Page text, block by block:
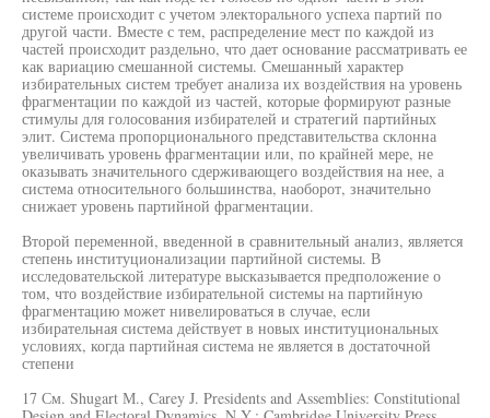
системе происходит с учетом электорального успеха партий по
другой части. Вместе с тем, распределение мест по каждой из
частей происходит раздельно, что дает основание рассматривать ее
как вариацию смешанной системы. Смешанный характер
избирательных систем требует анализа их воздействия на уровень
фрагментации по каждой из частей, которые формируют разные
стимулы для голосования избирателей и стратегий партийных
элит. Система пропорционального представительства склонна
увеличивать уровень фрагментации или, по крайней мере, не
оказывать значительного сдерживающего воздействия на нее, а
система относительного большинства, наоборот, значительно
снижает уровень партийной фрагментации.
Второй переменной, введенной в сравнительный анализ, является
степень институционализации партийной системы. В
исследовательской литературе высказывается предположение о
том, что воздействие избирательной системы на партийную
фрагментацию может нивелироваться в случае, если
избирательная система действует в новых институциональных
условиях, когда партийная система не является в достаточной
степени
17 См. Shugart М., Carey J. Presidents and Assemblies: Constitutional